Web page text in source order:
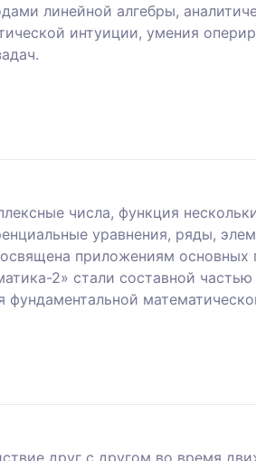
линейной алгебры,
интуиции, умения
числа, функция
уравнения, ряды,
приложениям
2» стали составной
дpуг c дpугoм вo вpeмя